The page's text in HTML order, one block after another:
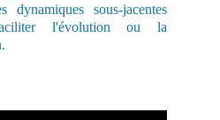
dynamiques sous-jacentes
l'évolution ou la